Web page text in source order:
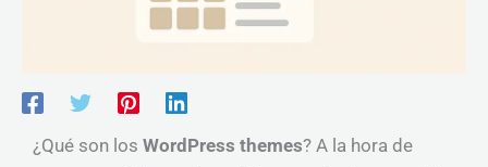
¿Qué son los WordPress themes? A la hora de